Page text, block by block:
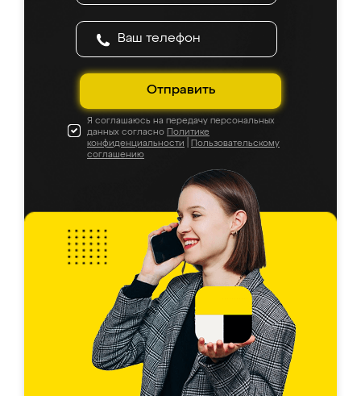
Отправить
Я соглашаюсь на передачу персональных
данных согласно Политике
конфиденциальности
Пользовательскому
соглашению